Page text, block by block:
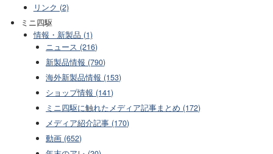
リンク (2)
ミニ四駆
情報・新製品 (1)
ニュース (216)
新製品情報 (790)
海外新製品情報 (153)
ショップ情報 (141)
ミニ四駆に触れたメディア記事まとめ (172)
メディア紹介記事 (170)
動画 (652)